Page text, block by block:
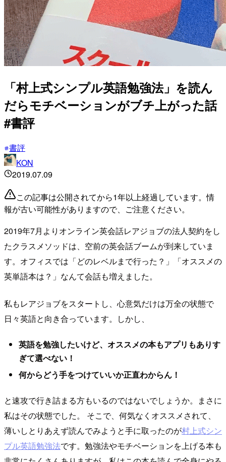
「村上式シンプル英語勉強法」を読ん
だらモチベーションがブチ上がった話
#書評
書評
KON
2019.07.09
この記事は公開されてから1年以上経過しています。情
報が古い可能性がありますので、ご注意ください。
2019年7月よりオンライン英会話レアジョブの法人契約をし
たクラスメソッドは、空前の英会話ブームが到来していま
す。オフィスでは「どのレベルまで行った？」「オススメの
英単語本は？」なんて会話も増えました。
私もレアジョブをスタートし、心意気だけは万全の状態で
日々英語と向き合っています。しかし、
英語を勉強したいけど、オススメの本もアプリもありす
ぎて選べない！
何からどう手をつけていいか正直わからん！
と速攻で行き詰まる方もいるのではないでしょうか。まさに
私はその状態でした。 そこで、何気なくオススメされて、
薄いしとりあえず読んでみようと手に取ったのが村上式シン
プル英語勉強法です。勉強法やモチベーションを上げる本も